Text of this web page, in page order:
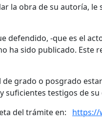
la obra de su autoría,
defendido, -que es el
ha sido publicado. Este
grado o posgrado
suficientes testigos de
del trámite en:
https://